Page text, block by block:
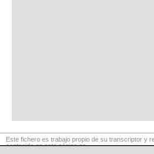
Este fichero es trabajo propio de su transcriptor y
contenido en esta página es